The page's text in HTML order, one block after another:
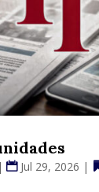
| Jul 29, 2026 |